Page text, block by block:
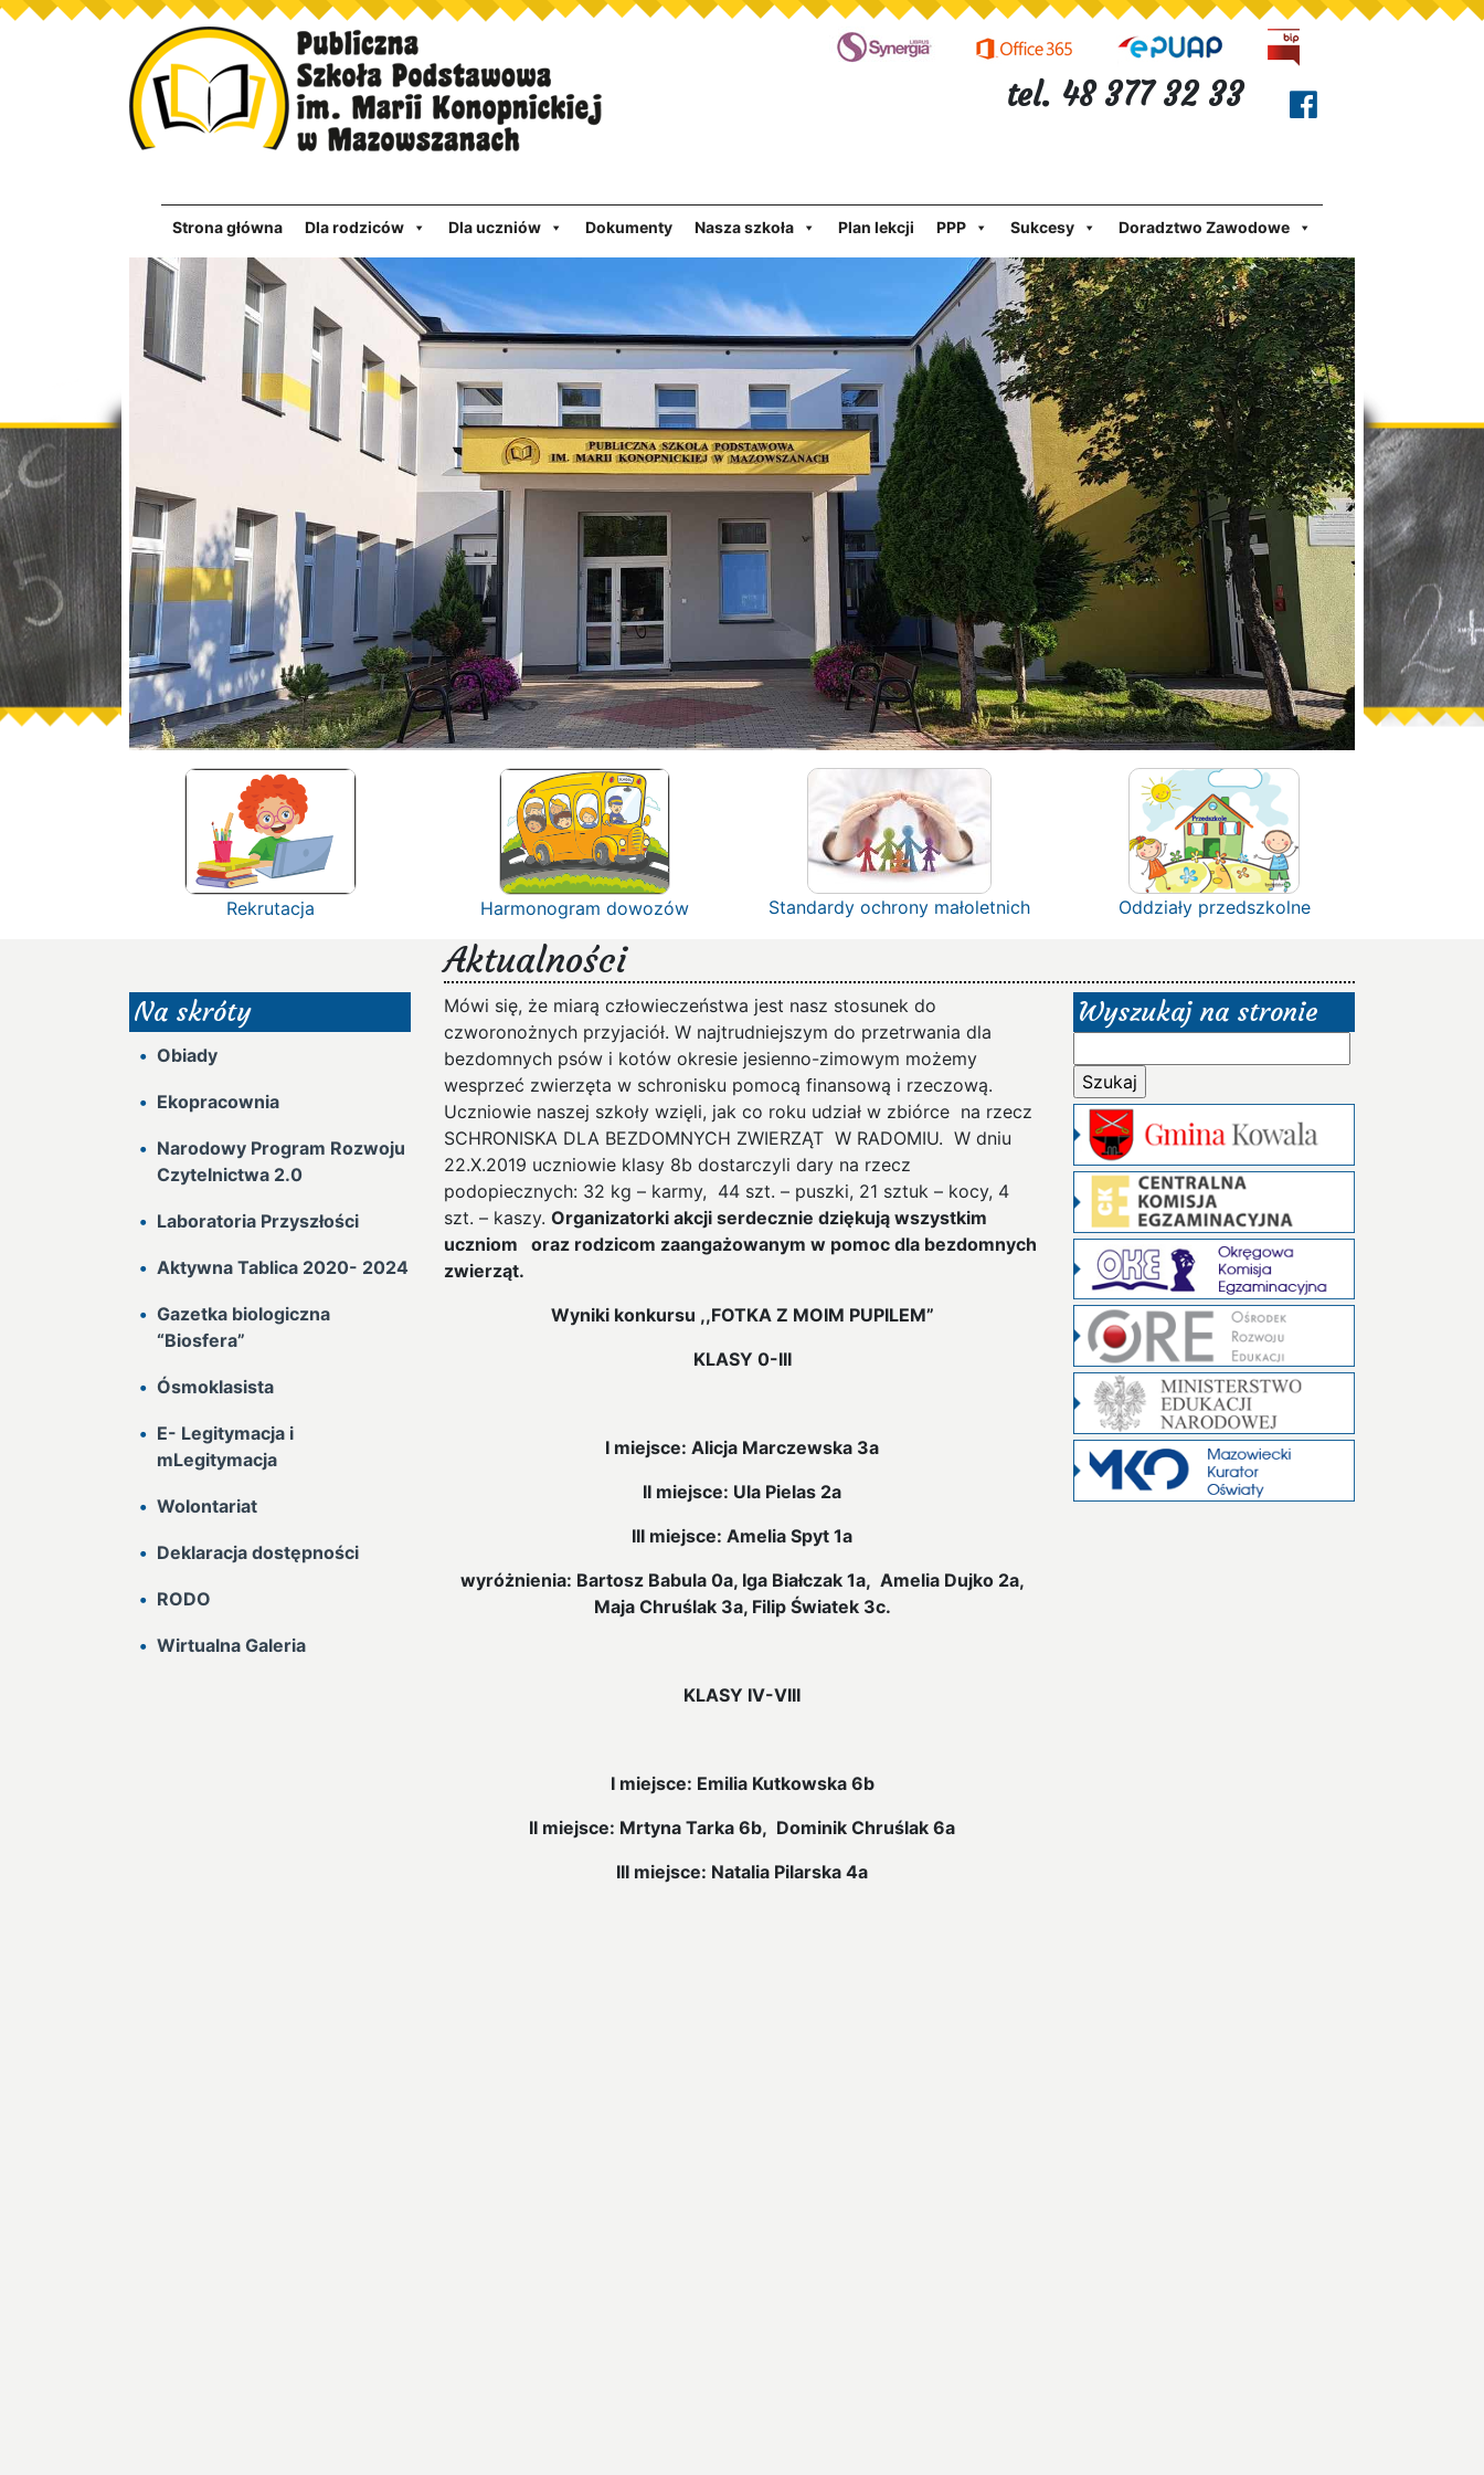
tel. 48 377 32 33
Strona główna Dla rodziców Dla uczniów Dokumenty Nasza szkoła Plan lekcji PPP Sukcesy Doradztwo Zawodowe
Rekrutacja Harmonogram dowozów Standardy ochrony małoletnich Oddziały przedszkolne
Aktualności
Na skróty
Obiady
Ekopracownia
Narodowy Program Rozwoju
Czytelnictwa 2.0
Laboratoria Przyszłości
Aktywna Tablica 2020- 2024
Gazetka biologiczna
“Biosfera”
Ósmoklasista
E- Legitymacja i
mLegitymacja
Wolontariat
Deklaracja dostępności
RODO
Wirtualna Galeria
Mówi się, że miarą człowieczeństwa jest nasz stosunek do
czworonożnych przyjaciół. W najtrudniejszym do przetrwania dla
bezdomnych psów i kotów okresie jesienno-zimowym możemy
wesprzeć zwierzęta w schronisku pomocą finansową i rzeczową.
Uczniowie naszej szkoły wzięli, jak co roku udział w zbiórce na rzecz
SCHRONISKA DLA BEZDOMNYCH ZWIERZĄT W RADOMIU. W dniu
22.X.2019 uczniowie klasy 8b dostarczyli dary na rzecz
podopiecznych: 32 kg – karmy, 44 szt. – puszki, 21 sztuk – kocy, 4
szt. – kaszy. Organizatorki akcji serdecznie dziękują wszystkim
uczniom oraz rodzicom zaangażowanym w pomoc dla bezdomnych
zwierząt.
Wyniki konkursu ,,FOTKA Z MOIM PUPILEM”
KLASY 0-III
I miejsce: Alicja Marczewska 3a
II miejsce: Ula Pielas 2a
III miejsce: Amelia Spyt 1a
wyróżnienia: Bartosz Babula 0a, Iga Białczak 1a, Amelia Dujko 2a,
Maja Chruślak 3a, Filip Światek 3c.
KLASY IV-VIII
I miejsce: Emilia Kutkowska 6b
II miejsce: Mrtyna Tarka 6b, Dominik Chruślak 6a
III miejsce: Natalia Pilarska 4a
Wyszukaj na stronie